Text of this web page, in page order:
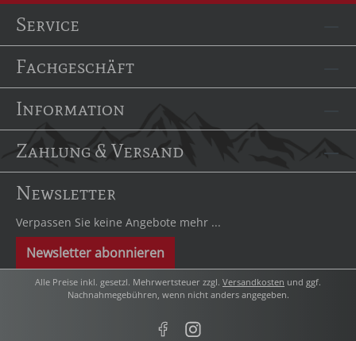
Service
Fachgeschäft
Information
Zahlung & Versand
Newsletter
Verpassen Sie keine Angebote mehr ...
Newsletter abonnieren
Alle Preise inkl. gesetzl. Mehrwertsteuer zzgl. Versandkosten und ggf.
Nachnahmegebühren, wenn nicht anders angegeben.